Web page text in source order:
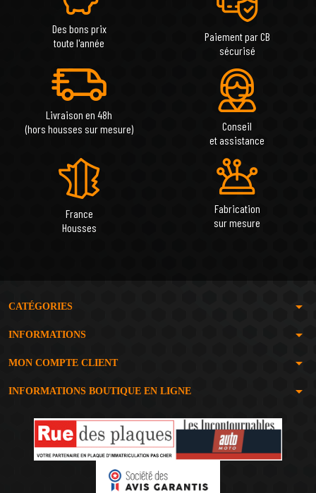
Des bons prix
toute l'année
Paiement par CB
sécurisé
Livraison en 48h
(hors housses sur mesure)
Conseil
et assistance
France
Housses
Fabrication
sur mesure
CATÉGORIES arrow_drop_down
INFORMATIONS arrow_drop_down
MON COMPTE CLIENT arrow_drop_down
INFORMATIONS BOUTIQUE EN LIGNE arrow_drop_down